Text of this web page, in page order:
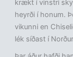
krækt í vinstri
heyrði í honum.
vikunni en
lék síðast í